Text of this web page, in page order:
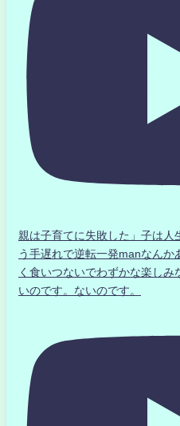
親は子育てに失敗した」子は人
う手遅れで逆転一発manなんか
く食いつないでわずかな楽し
いのです。ないのです。